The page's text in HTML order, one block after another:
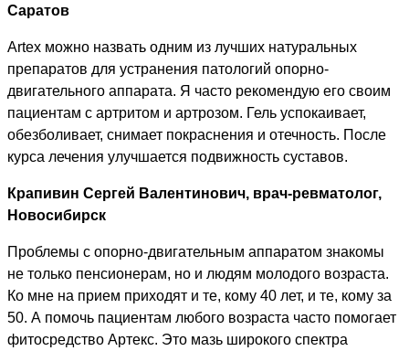
Саратов
Artex можно назвать одним из лучших натуральных
препаратов для устранения патологий опорно-
двигательного аппарата. Я часто рекомендую его своим
пациентам с артритом и артрозом. Гель успокаивает,
обезболивает, снимает покраснения и отечность. После
курса лечения улучшается подвижность суставов.
Крапивин Сергей Валентинович, врач-ревматолог,
Новосибирск
Проблемы с опорно-двигательным аппаратом знакомы
не только пенсионерам, но и людям молодого возраста.
Ко мне на прием приходят и те, кому 40 лет, и те, кому за
50. А помочь пациентам любого возраста часто помогает
фитосредство Артекс. Это мазь широкого спектра